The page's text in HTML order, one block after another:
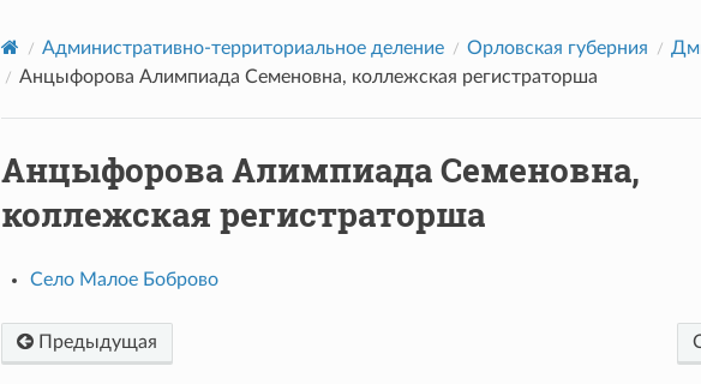
Административно-территориальное деление Орловская губерния
Анцыфорова Алимпиада Семеновна, коллежская регистраторша
Анцыфорова Алимпиада Семеновна,
коллежская регистраторша
Село Малое Боброво
Предыдущая